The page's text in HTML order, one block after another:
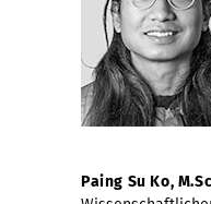
Paing Su Ko,